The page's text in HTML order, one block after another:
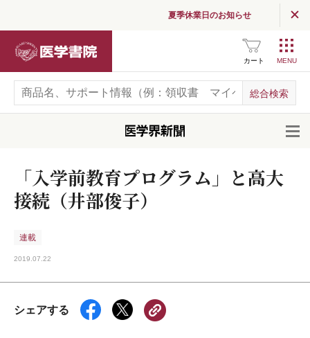
夏季休業日のお知らせ
カート
「入学前教育プログラム」と高大
接続（井部俊子）
連載
2019.07.22
シェアする